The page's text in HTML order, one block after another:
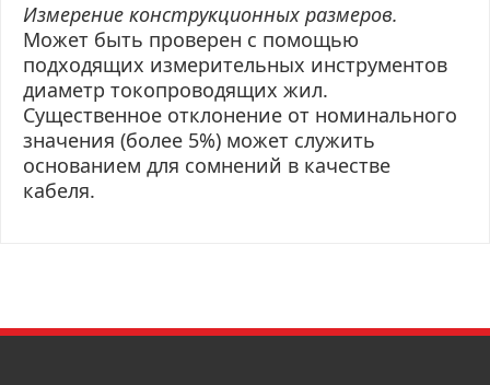
Измерение конструкционных размеров.
Может быть проверен с помощью
подходящих измерительных инструментов
диаметр токопроводящих жил.
Существенное отклонение от номинального
значения (более 5%) может служить
основанием для сомнений в качестве
кабеля.